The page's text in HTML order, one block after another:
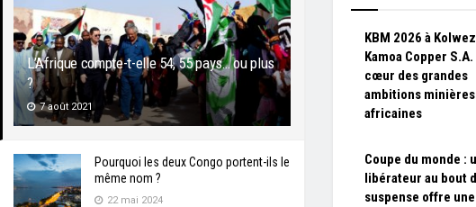
L’Afrique compte-t-elle 54, 55 pays… ou plus
?
7 août 2021
Pourquoi les deux Congo portent-ils le
même nom ?
22 mai 2024
KBM 2026 à
Kamoa Copper S.A.
cœur des grandes
ambitions minières
africaines
Coupe du monde :
libérateur au bout
suspense offre une